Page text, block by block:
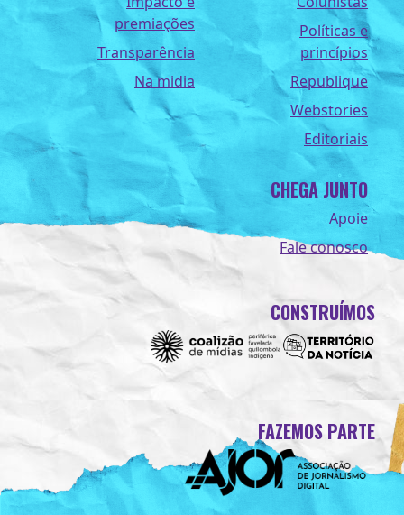
premiações
Transparência
Na midia
Políticas e
princípios
Republique
Webstories
Editoriais
CHEGA JUNTO
Apoie
Fale conosco
CONSTRUÍMOS
FAZEMOS PARTE